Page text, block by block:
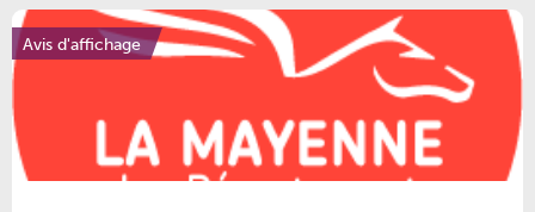
Avis d'affichage